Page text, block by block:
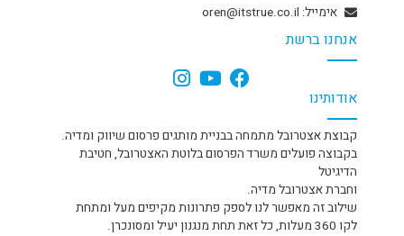
אודותינו
קבוצת אצטרובל מתמחה בבניית מותגים פרסום שיווק ומדיה.
בקבוצה פועלים משרד הפרסום בלוטת האצטרובל, חטיבת
הדיגיטל
וחברת אצטרובל מדיה.
שילוב זה מאפשר לנו לספק פתרונות מקיפים מעל ומתחת
לקו 360 מעלות, כל זאת תחת מנגנון יעיל ומסונכרן.
אימייל: oren@itstrue.co.il
אנחנו ברשת